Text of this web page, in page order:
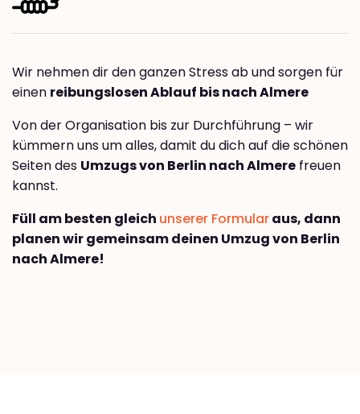
Wir nehmen dir den ganzen Stress ab und sorgen für
einen reibungslosen Ablauf bis nach Almere
Von der Organisation bis zur Durchführung – wir
kümmern uns um alles, damit du dich auf die schönen
Seiten des Umzugs von Berlin nach Almere freuen
kannst.
Füll am besten gleich unserer Formularaus, dann
planen wir gemeinsam deinen Umzug von Berlin
nach Almere!